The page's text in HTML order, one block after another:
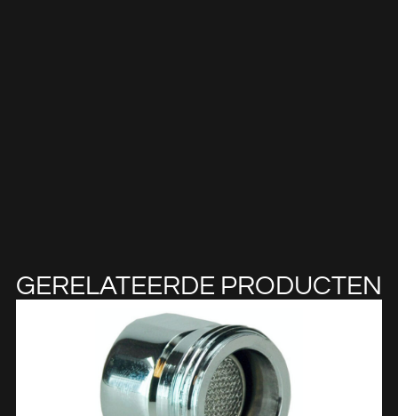
GERELATEERDE PRODUCTEN